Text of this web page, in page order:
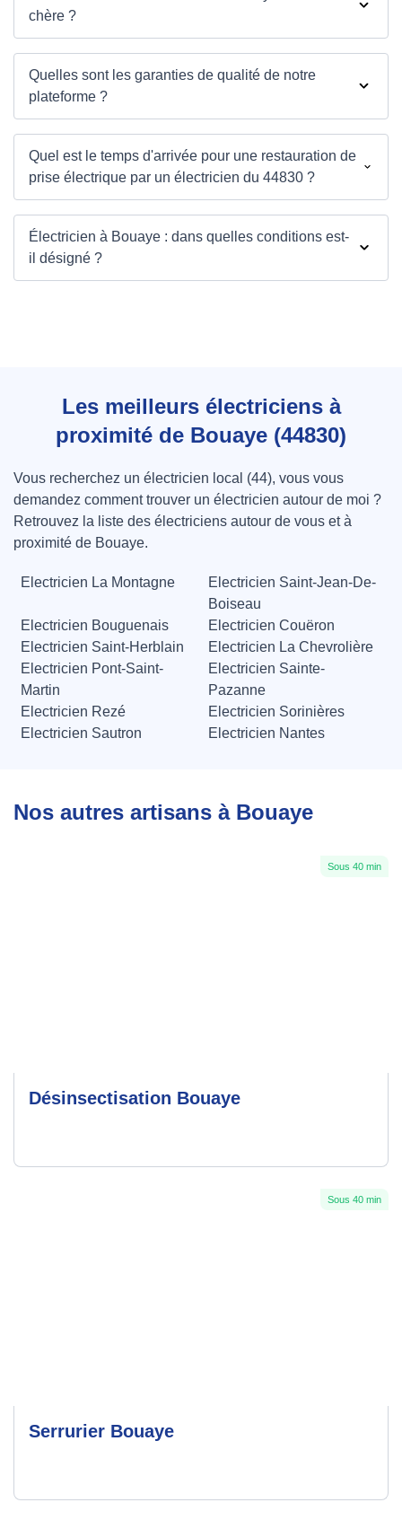
chère ?
Quelles sont les garanties de qualité de notre
plateforme ?
Quel est le temps d'arrivée pour une restauration de
prise électrique par un électricien du 44830 ?
Électricien à Bouaye : dans quelles conditions est-
il désigné ?
Les meilleurs électriciens à
proximité de Bouaye (44830)
Vous recherchez un électricien local (44), vous vous
demandez comment trouver un électricien autour de moi ?
Retrouvez la liste des électriciens autour de vous et à
proximité de Bouaye.
Electricien La Montagne
Electricien Saint-Jean-De-
Boiseau
Electricien Bouguenais
Electricien Couëron
Electricien Saint-Herblain
Electricien La Chevrolière
Electricien Pont-Saint-
Martin
Electricien Sainte-
Pazanne
Electricien Rezé
Electricien Sorinières
Electricien Sautron
Electricien Nantes
Nos autres artisans à Bouaye
Sous 40 min
Désinsectisation Bouaye
Sous 40 min
Serrurier Bouaye